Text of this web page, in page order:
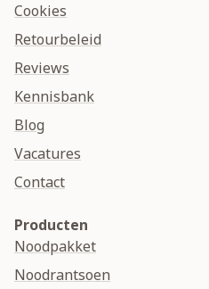
Cookies
Retourbeleid
Reviews
Kennisbank
Blog
Vacatures
Contact
Producten
Noodpakket
Noodrantsoen